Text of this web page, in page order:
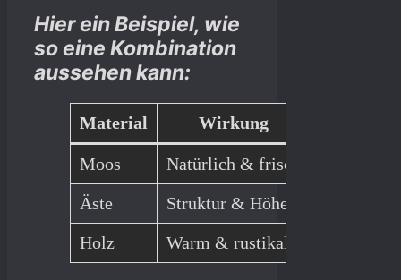
Hier ein Beispiel, wie
so eine Kombination
aussehen kann:
Material Wirkung
Moos Natürlich & frisch
Äste
Struktur & Höhe
Holz
Warm & rustikal